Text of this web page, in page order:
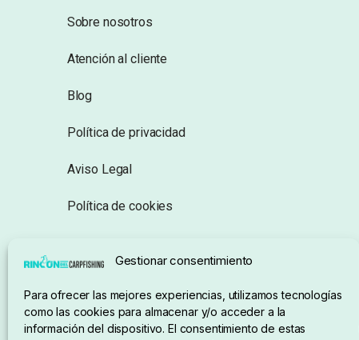
Gestionar consentimiento
Para ofrecer las mejores experiencias, utilizamos tecnologías
como las cookies para almacenar y/o acceder a la
información del dispositivo. El consentimiento de estas
Sobre nosotros
Atención al cliente
Blog
Política de privacidad
Aviso Legal
Política de cookies
Condiciones de compra